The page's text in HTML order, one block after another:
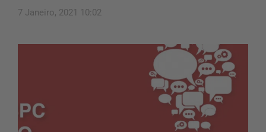
7 Janeiro, 2021 10:02